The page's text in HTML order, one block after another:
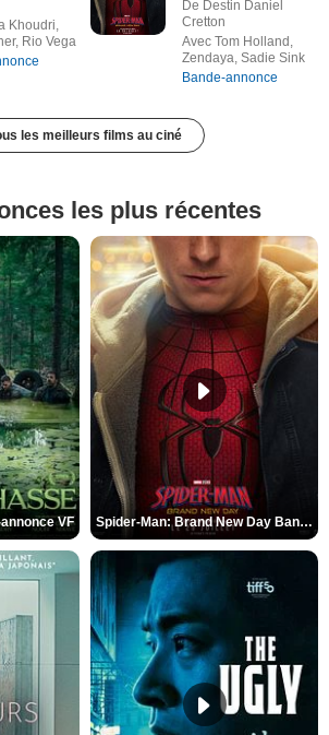
Khoudri,
Rio Vega
De Destin Daniel
Cretton
Avec Tom Holland,
Zendaya, Sadie Sink
Bande-annonce
les meilleurs films au ciné
les plus récentes
VF Spider-Man: Brand New Day Bande-annonce (3) VO STFR